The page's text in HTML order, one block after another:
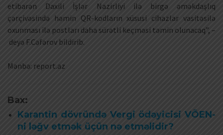
etibarən Daxili İşlər Nazirliyi ilə birgə əməkdaşlıq
çərçivəsində həmin QR-kodların xüsusi cihazlar vasitəsilə
oxunması ilə postları daha sürətli keçməsi təmin olunacaq”, –
deyə F.Cəfərov bildirib.
Mənbə: report.az
Bax:
Karantin dövründə Vergi ödəyicisi VÖEN-
ni ləğv etmək üçün nə etməlidir?